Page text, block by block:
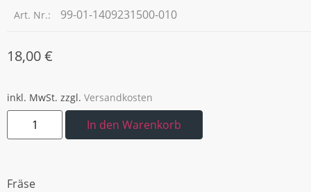
Art. Nr.: 99-01-1409231500-010
18,00€
inkl. MwSt. zzgl. Versandkosten
In den Warenkorb
Fräse